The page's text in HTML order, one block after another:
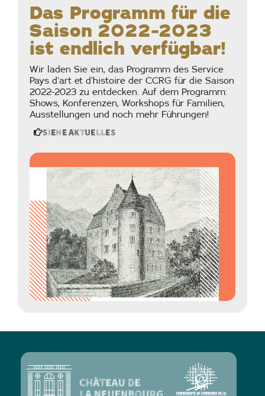
Das Programm für die
Saison 2022-2023
ist endlich verfügbar!
Wir laden Sie ein, das Programm des Service
Pays d’art et d’histoire der CCRG für die Saison
2022-2023 zu entdecken. Auf dem Programm:
Shows, Konferenzen, Workshops für Familien,
Ausstellungen und noch mehr Führungen!
Siehe Aktuelles